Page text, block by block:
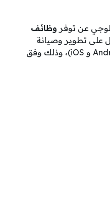
عن توفر وظائف
على تطوير وصيانة
تطبيقات الهواتف الذكية (Android و iOS)، وذلك وفق